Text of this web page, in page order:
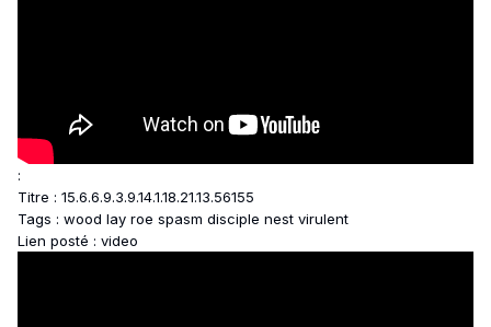
:
Titre : 15.6.6.9.3.9.14.1.18.21.13.56155
Tags : wood lay roe spasm disciple nest virulent
Lien posté : video